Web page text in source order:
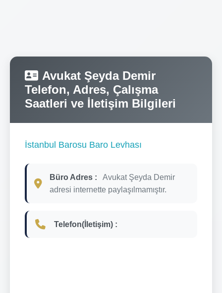
Avukat Şeyda Demir
Telefon, Adres, Çalışma
Saatleri ve İletişim Bilgileri
İstanbul Barosu Baro Levhası
Büro Adres :
Avukat Şeyda Demir
adresi internette paylaşılmamıştır.
Telefon(İletişim) :